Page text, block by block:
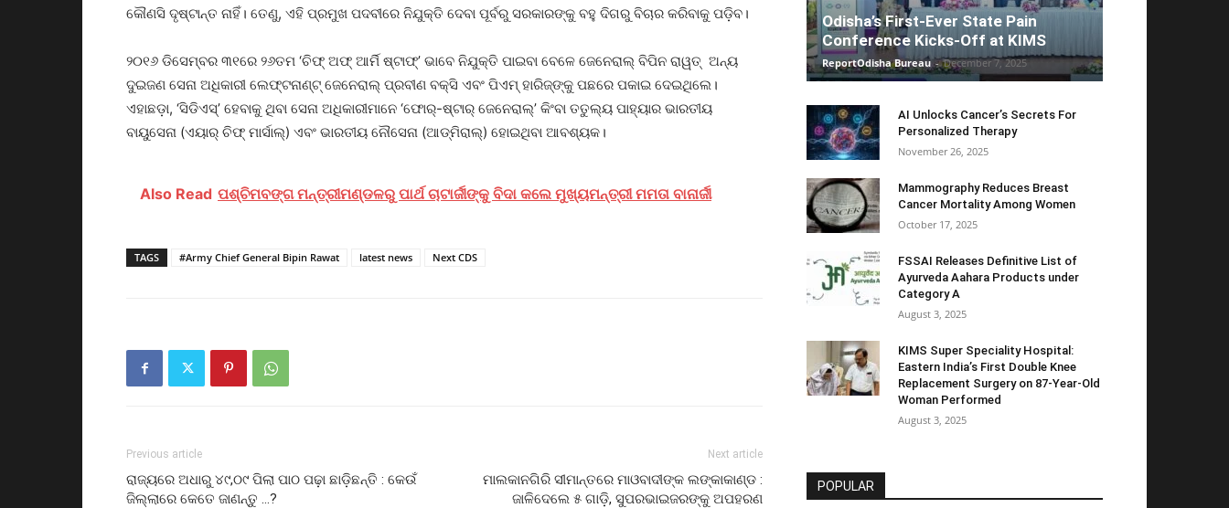
କୌଣସି ଦୃଷ୍ଟାନ୍ତ ନାହିଁ। ତେଣୁ, ଏହି ପ୍ରମୁଖ ପଦବୀରେ ନିଯୁକ୍ତି ଦେବା ପୂର୍ବରୁ ସରକାରଙ୍କୁ ବହୁ ଦିଗରୁ ବିଚାର କରିବାକୁ ପଡ଼ିବ।
୨୦୧୬ ଡିସେମ୍ବର ୩୧ରେ ୨୬ତମ ‘ଚିଫ୍‌ ଅଫ୍‌ ଆର୍ମି ଷ୍ଟାଫ୍‌’ ଭାବେ ନିଯୁକ୍ତି ପାଇବା ବେଳେ ଜେନେରାଲ୍‌ ବିପିନ ରାୱତ୍‌ ଅନ୍ୟ
ଦୁଇଜଣ ସେନା ଅଧିକାରୀ ଲେଫ୍‌ଟନାଣ୍ଟ୍‌ ଜେନେରାଲ୍‌ ପ୍ରବୀଣ ବକ୍ସି ଏବଂ ପିଏମ୍‌ ହାରିଜ୍‌ଙ୍କୁ ପଛରେ ପକାଇ ଦେଇଥିଲେ।
ଏହାଛଡ଼ା, ‘ସିଡିଏସ୍‌’ ହେବାକୁ ଥିବା ସେନା ଅଧିକାରୀମାନେ ‘ଫୋର୍‌-ଷ୍ଟାର୍‌ ଜେନେରାଲ୍‌’ କିଂବା ତତୁଲ୍ୟ ପାହ୍ୟାର ଭାରତୀୟ
ବାୟୁସେନା (ଏୟାର୍‌ ଚିଫ୍‌ ମାର୍ସାଲ୍‌) ଏବଂ ଭାରତୀୟ ନୌସେନା (ଆଡ୍‌ମିରାଲ୍‌) ହୋଇଥିବା ଆବଶ୍ୟକ।
Also Read ପଶ୍ଚିମବଙ୍ଗ ମନ୍ତ୍ରୀମଣ୍ଡଳରୁ ପାର୍ଥ ଚାଟାର୍ଜୀଙ୍କୁ ବିଦା କଲେ ମୁଖ୍ୟମନ୍ତ୍ରୀ ମମତା ବାନାର୍ଜୀ
TAGS #Army Chief General Bipin Rawat latest news Next CDS
Previous article
ରାଜ୍ୟରେ ଅଧାରୁ ୪୯,ଠ୯ ପିଲା ପାଠ ପଢ଼ା ଛାଡ଼ିଛନ୍ତି : କେଉଁ
ଜିଲ୍ଲାରେ କେତେ ଜାଣନ୍ତୁ …?
Next article
ମାଲକାନଗିରି ସୀମାନ୍ତରେ ମାଓବାଦୀଙ୍କ ଲଙ୍କାକାଣ୍ଡ :
ଜାଳିଦେଲେ ୫ ଗାଡ଼ି, ସୁପରଭାଇଜରଙ୍କୁ ଅପହରଣ
Odisha’s First-Ever State Pain
Conference Kicks-Off at KIMS
ReportOdisha Bureau - December 7, 2025
AI Unlocks Cancer’s Secrets For
Personalized Therapy
November 26, 2025
Mammography Reduces Breast
Cancer Mortality Among Women
October 17, 2025
FSSAI Releases Definitive List of
Ayurveda Aahara Products under
Category A
August 3, 2025
KIMS Super Speciality Hospital:
Eastern India’s First Double Knee
Replacement Surgery on 87-Year-Old
Woman Performed
August 3, 2025
POPULAR